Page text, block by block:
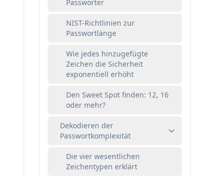
Passwörter
NIST-Richtlinien zur
Passwortlänge
Wie jedes hinzugefügte
Zeichen die Sicherheit
exponentiell erhöht
Den Sweet Spot finden: 12, 16
oder mehr?
Dekodieren der
Passwortkomplexität
Die vier wesentlichen
Zeichentypen erklärt